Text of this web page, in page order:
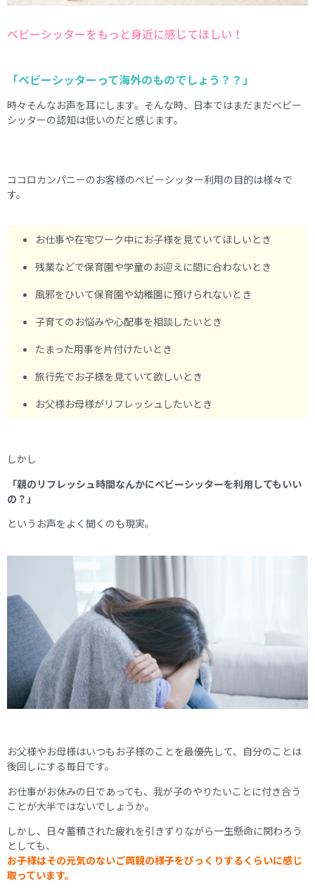
ベビーシッターをもっと身近に感じてほしい！
「ベビーシッターって海外のものでしょう？？」
時々そんなお声を耳にします。そんな時、日本ではまだまだベビー
シッターの認知は低いのだと感じます。
ココロカンパニーのお客様のベビーシッター利用の目的は様々で
す。
お仕事や在宅ワーク中にお子様を見ていてほしいとき
残業などで保育園や学童のお迎えに間に合わないとき
風邪をひいて保育園や幼稚園に預けられないとき
子育てのお悩みや心配事を相談したいとき
たまった用事を片付けたいとき
旅行先でお子様を見ていて欲しいとき
お父様お母様がリフレッシュしたいとき
しかし
「親のリフレッシュ時間なんかにベビーシッターを利用してもいい
の？」
というお声をよく聞くのも現実。
お父様やお母様はいつもお子様のことを最優先して、自分のことは
後回しにする毎日です。
お仕事がお休みの日であっても、我が子のやりたいことに付き合う
ことが大半ではないでしょうか。
しかし、日々蓄積された疲れを引きずりながら一生懸命に関わろう
としても、
お子様はその元気のないご両親の様子をびっくりするくらいに感じ
取っています。